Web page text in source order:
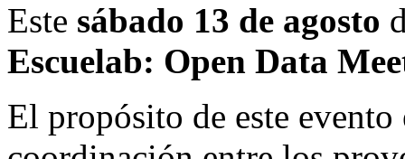
Este sábado 13 de agosto
Escuelab: Open Data
El propósito de este